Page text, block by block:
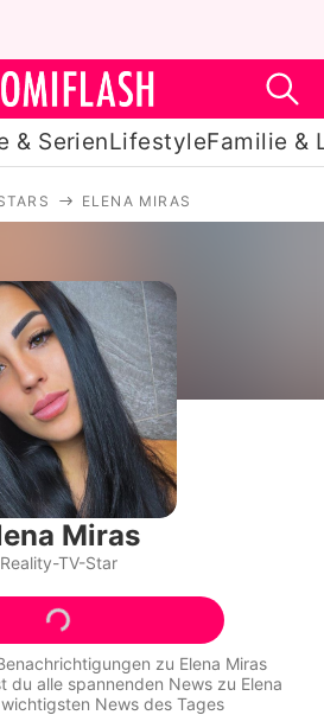
& SerienLifestyleFamilie &
Filme & Serien
Lifestyle
& Liebe
Exklusiv
auf Promiflash
Jobs
runterladen
Team
ELENA MIRAS
Miras
Reality-TV-Star
zu Elena Miras
du alle spannenden News zu Elena
News des Tages